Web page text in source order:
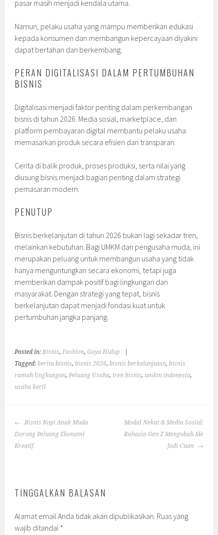
pasar masih menjadi kendala utama.
Namun, pelaku usaha yang mampu memberikan edukasi
kepada konsumen dan membangun kepercayaan diyakini
dapat bertahan dan berkembang.
PERAN DIGITALISASI DALAM PERTUMBUHAN
BISNIS
Digitalisasi menjadi faktor penting dalam perkembangan
bisnis di tahun 2026. Media sosial, marketplace, dan
platform pembayaran digital membantu pelaku usaha
memasarkan produk secara efisien dan transparan.
Cerita di balik produk, proses produksi, serta nilai yang
diusung bisnis menjadi bagian penting dalam strategi
pemasaran modern.
PENUTUP
Bisnis berkelanjutan di tahun 2026 bukan lagi sekadar tren,
melainkan kebutuhan. Bagi UMKM dan pengusaha muda, ini
merupakan peluang untuk membangun usaha yang tidak
hanya menguntungkan secara ekonomi, tetapi juga
memberikan dampak positif bagi lingkungan dan
masyarakat. Dengan strategi yang tepat, bisnis
berkelanjutan dapat menjadi fondasi kuat untuk
pertumbuhan jangka panjang.
Posted in:Bisnis,Fashion,Gaya Hidup
Tagged:berita bisnis,bisnis 2026,bisnis berkelanjutan,bisnis
ramah lingkungan,Peluang Usaha, tren bisnis, umkm indonesia,
usaha kecil
POST
NAVIGATION
Bisnis Kopi Anak Muda
Dorong Peluang Ekonomi
Kreatif
Modal Nekat & Media Sosial:
Rahasia Gen Z Mengubah Ide
Jadi Cuan
TINGGALKAN BALASAN
Alamat email Anda tidak akan dipublikasikan. Ruas yang
wajib ditandai *